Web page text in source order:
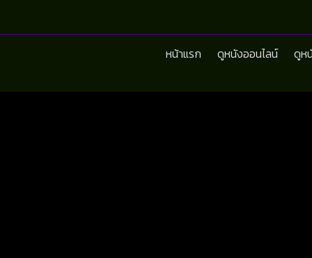
หน้าแรก ดูหนังออนไลน์ ดูห